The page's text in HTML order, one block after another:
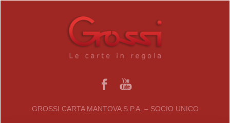
GROSSI CARTA MANTOVA S.P.A. – SOCIO UNICO